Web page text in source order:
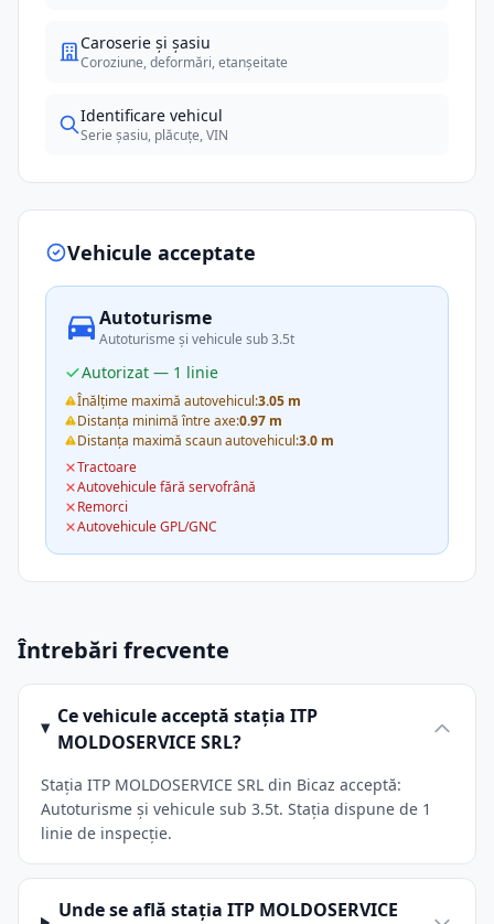
Caroserie și șasiu
Coroziune, deformări, etanșeitate
Identificare vehicul
Serie șasiu, plăcuțe, VIN
Vehicule acceptate
Autoturisme
Autoturisme și vehicule sub 3.5t
Autorizat — 1 linie
Înălțime maximă autovehicul:3.05 m
Distanța minimă între axe:0.97 m
Distanța maximă scaun autovehicul:3.0 m
Tractoare
Autovehicule fără servofrână
Remorci
Autovehicule GPL/GNC
Întrebări frecvente
Ce vehicule acceptă stația ITP
MOLDOSERVICE SRL?
Stația ITP MOLDOSERVICE SRL din Bicaz acceptă:
Autoturisme și vehicule sub 3.5t. Stația dispune de 1
linie de inspecție.
Unde se află stația ITP MOLDOSERVICE